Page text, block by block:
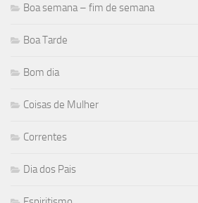
Boa semana – fim de semana
Boa Tarde
Bom dia
Coisas de Mulher
Correntes
Dia dos Pais